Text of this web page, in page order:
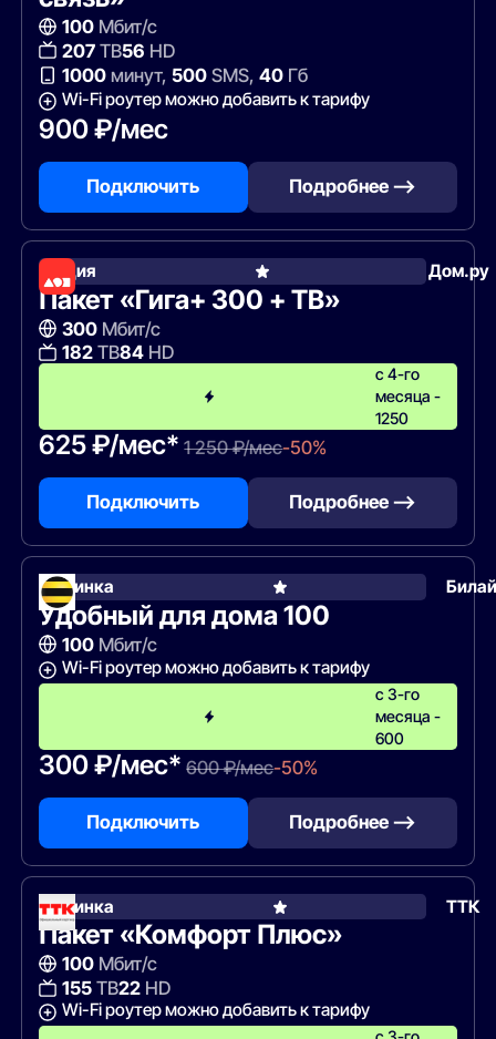
100Мбит/с
207ТВ56 HD
1000минут, 500SMS, 40Гб
Wi-Fi роутер можно добавить к тарифу
900 ₽/мес
Подключить Подробнее —>
Акция Дом.ру
Пакет «Гига+ 300 + ТВ»
300Мбит/с
182ТВ84HD
с 4-го
месяца -
1250
625 ₽/мес* 1 250 ₽/мес-50%
Подключить Подробнее —>
Новинка
Удобный для дома 100
100Мбит/с
Wi-Fi роутер можно добавить к тарифу
с 3-го
месяца -
600
300 ₽/мес* 600 ₽/мес-50%
Подключить Подробнее —>
Новинка ТТК
Пакет «Комфорт Плюс»
100Мбит/с
155ТВ22HD
Wi-Fi роутер можно добавить к тарифу